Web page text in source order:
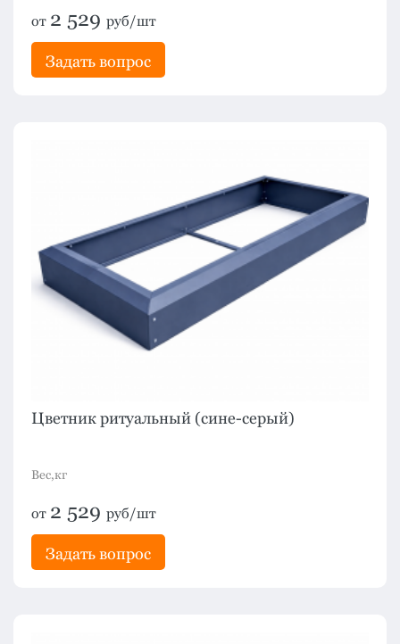
от 2 529 руб/шт
Задать вопрос
Цветник ритуальный (сине-серый)
Вес,кг
от 2 529 руб/шт
Задать вопрос